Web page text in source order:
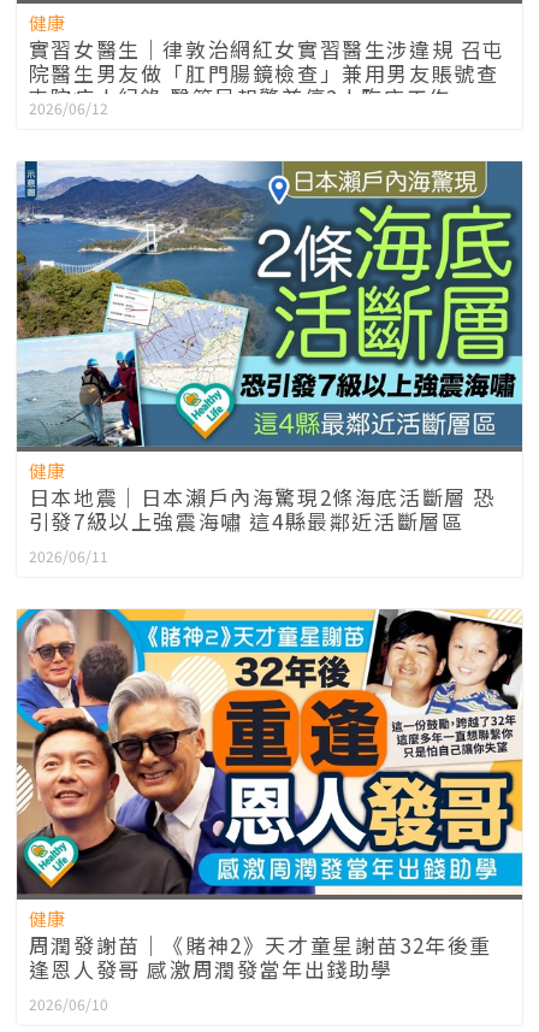
健康
實習女醫生｜律敦治網紅女實習醫生涉違規 召屯
院醫生男友做「肛門腸鏡檢查」兼用男友賬號查
屯院病人紀錄 醫管局報警兼停2人臨床工作
2026/06/12
健康
日本地震｜日本瀨戶內海驚現2條海底活斷層 恐
引發7級以上強震海嘯 這4縣最鄰近活斷層區
2026/06/11
健康
周潤發謝苗｜《賭神2》天才童星謝苗32年後重
逢恩人發哥 感激周潤發當年出錢助學
2026/06/10